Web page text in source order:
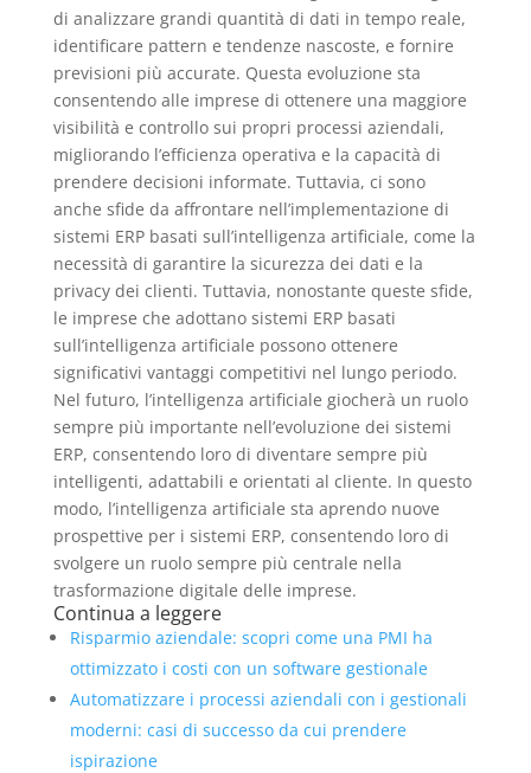
di analizzare grandi quantità di dati in tempo reale,
identificare pattern e tendenze nascoste, e fornire
previsioni più accurate. Questa evoluzione sta
consentendo alle imprese di ottenere una maggiore
visibilità e controllo sui propri processi aziendali,
migliorando l’efficienza operativa e la capacità di
prendere decisioni informate. Tuttavia, ci sono
anche sfide da affrontare nell’implementazione di
sistemi ERP basati sull’intelligenza artificiale, come la
necessità di garantire la sicurezza dei dati e la
privacy dei clienti. Tuttavia, nonostante queste sfide,
le imprese che adottano sistemi ERP basati
sull’intelligenza artificiale possono ottenere
significativi vantaggi competitivi nel lungo periodo.
Nel futuro, l’intelligenza artificiale giocherà un ruolo
sempre più importante nell’evoluzione dei sistemi
ERP, consentendo loro di diventare sempre più
intelligenti, adattabili e orientati al cliente. In questo
modo, l’intelligenza artificiale sta aprendo nuove
prospettive per i sistemi ERP, consentendo loro di
svolgere un ruolo sempre più centrale nella
trasformazione digitale delle imprese.
Continua a leggere
Risparmio aziendale: scopri come una PMI ha
ottimizzato i costi con un software gestionale
Automatizzare i processi aziendali con i gestionali
moderni: casi di successo da cui prendere
ispirazione